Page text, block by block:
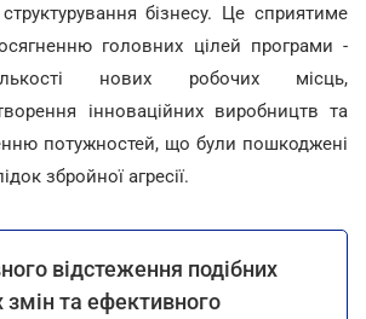
бізнесу. Це сприятиме
головних цілей програми -
нових робочих місць,
інноваційних виробництв та
потужностей, що були пошкоджені
збройної агресії.
відстеження подібних
змін та ефективного